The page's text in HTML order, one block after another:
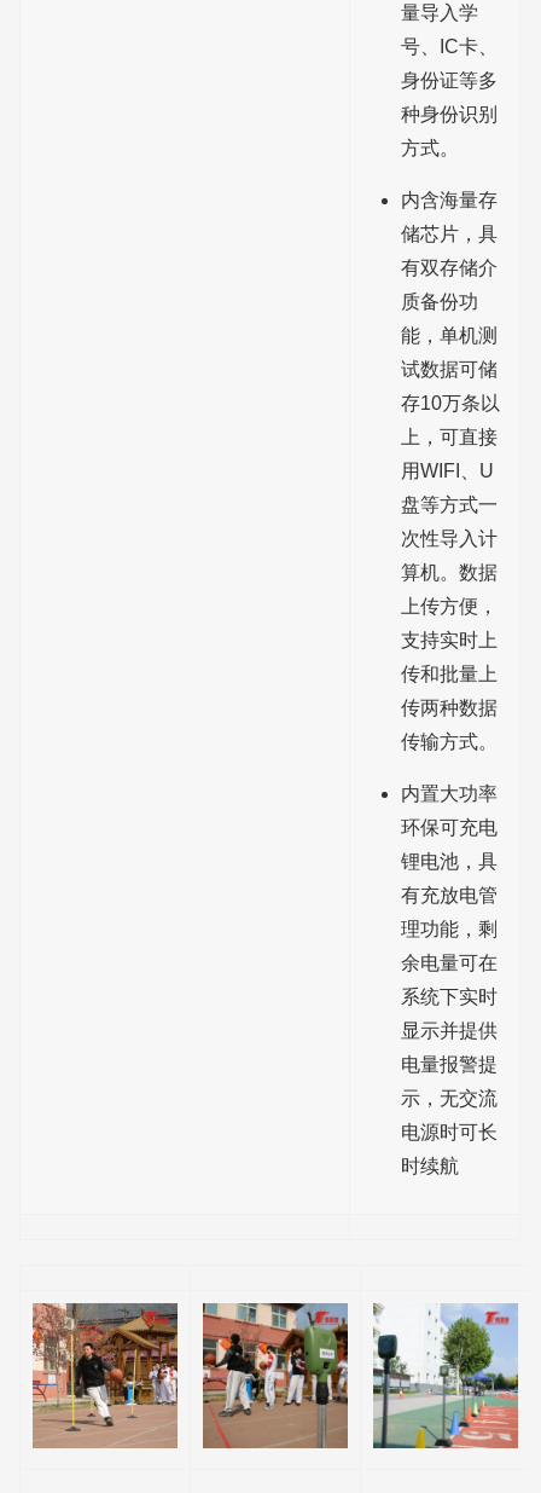
量导入学
号、IC卡、
身份证等多
种身份识别
方式。
内含海量存
储芯片，具
有双存储介
质备份功
能，单机测
试数据可储
存10万条以
上，可直接
用WIFI、U
盘等方式一
次性导入计
算机。数据
上传方便，
支持实时上
传和批量上
传两种数据
传输方式。
内置大功率
环保可充电
锂电池，具
有充放电管
理功能，剩
余电量可在
系统下实时
显示并提供
电量报警提
示，无交流
电源时可长
时续航